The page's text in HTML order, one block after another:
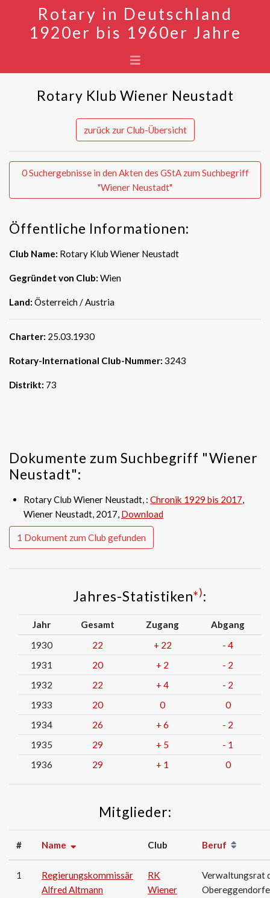
Rotary in Deutschland
1920er bis 1960er Jahre
Rotary Klub Wiener Neustadt
zurück zur Club-Übersicht
0 Suchergebnisse in den Akten des GStA zum Suchbegriff
"Wiener Neustadt"
Öffentliche Informationen:
Club Name: Rotary Klub Wiener Neustadt
Gegründet von Club: Wien
Land: Österreich / Austria
Charter: 25.03.1930
Rotary-International Club-Nummer: 3243
Distrikt: 73
Dokumente zum Suchbegriff "Wiener
Neustadt":
Rotary Club Wiener Neustadt, : Chronik 1929 bis 2017,
Wiener Neustadt, 2017, Download
1 Dokument zum Club gefunden
Jahres-Statistiken*):
Jahr Gesamt Zugang
Abgang
1930
22 + 22 - 4
1931
20 + 2 - 2
1932
22 + 4 - 2
1933
20 0
0
1934
26 + 6 - 2
1935
29 + 5 - 1
1936
29 + 1 0
Mitglieder:
# Name Club Beruf
1
Regierungskommissär
Alfred Altmann
RK
Wiener
Verwaltungsrat